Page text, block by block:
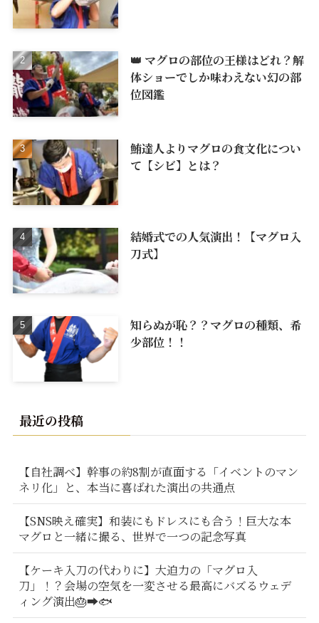
👑 マグロの部位の王様はどれ？解
体ショーでしか味わえない幻の部
位図鑑
鮪達人よりマグロの食文化につい
て【シビ】とは？
結婚式での人気演出！【マグロ入
刀式】
知らぬが恥？？マグロの種類、希
少部位！！
最近の投稿
【自社調べ】幹事の約8割が直面する「イベントのマン
ネリ化」と、本当に喜ばれた演出の共通点
【SNS映え確実】和装にもドレスにも合う！巨大な本
マグロと一緒に撮る、世界で一つの記念写真
【ケーキ入刀の代わりに】大迫力の「マグロ入
刀」！？会場の空気を一変させる最高にバズるウェデ
ィング演出🎂➡️🐟